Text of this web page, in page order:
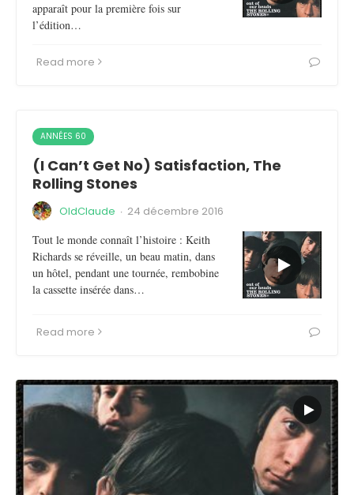
apparaît pour la première fois sur
l’édition…
Read more
ANNÉES 60
(I Can’t Get No) Satisfaction, The
Rolling Stones
OldClaude · 24 décembre 2016
Tout le monde connaît l’histoire : Keith
Richards se réveille, un beau matin, dans
un hôtel, pendant une tournée, rembobine
la cassette insérée dans…
Read more